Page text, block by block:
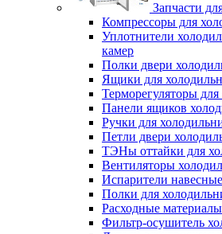
Запчасти
Компрессоры для
Уплотнители
камер
Полки двери
Ящики для
Терморегуляторы
Панели ящиков
Ручки для
Петли двери
ТЭНы оттайки для
Вентиляторы
Испарители
Полки для
Расходные
Фильтр-осушитель